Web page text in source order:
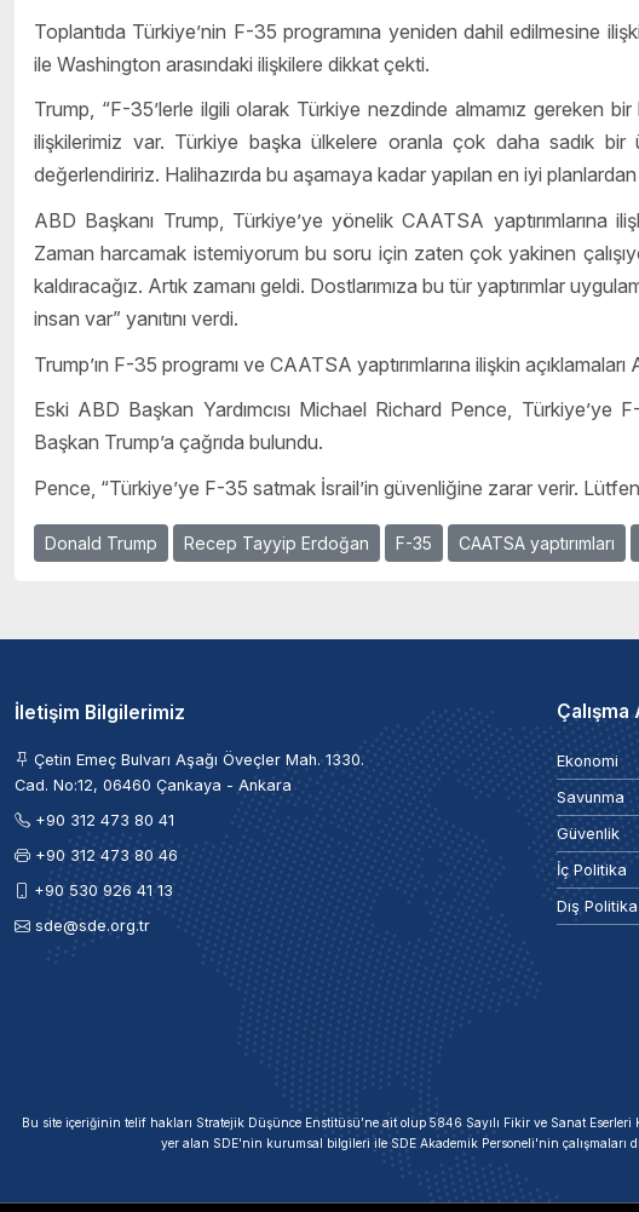
Toplantıda Türkiye’nin F-35 programına yeniden dahil edilmesine
ile Washington arasındaki ilişkilere dikkat çekti.
Trump, “F-35’lerle ilgili olarak Türkiye nezdinde almamız gereken
ilişkilerimiz var. Türkiye başka ülkelere oranla çok daha sadık
değerlendiririz. Halihazırda bu aşamaya kadar yapılan en iyi
ABD Başkanı Trump, Türkiye’ye yönelik CAATSA yaptırımlarına
Zaman harcamak istemiyorum bu soru için zaten çok yakinen
kaldıracağız. Artık zamanı geldi. Dostlarımıza bu tür yaptırımlar
insan var” yanıtını verdi.
Trump’ın F-35 programı ve CAATSA yaptırımlarına ilişkin açıklamaları
Eski ABD Başkan Yardımcısı Michael Richard Pence, Türkiye’ye
Başkan Trump’a çağrıda bulundu.
Pence, “Türkiye’ye F-35 satmak İsrail’in güvenliğine zarar verir.
Donald Trump Recep Tayyip Erdoğan F-35 CAATSA yaptırımları
İletişim Bilgilerimiz
Çetin Emeç Bulvarı Aşağı Öveçler Mah. 1330.
Cad. No:12, 06460 Çankaya - Ankara
+90 312 473 80 41
+90 312 473 80 46
+90 530 926 41 13
sde@sde.org.tr
Çalışma
Ekonomi
Savunma
Güvenlik
İç Politika
Dış Politika
Bu site içeriğinin telif hakları Stratejik Düşünce Enstitüsü’ne ait olup 5846 Sayılı Fikir ve Sanat
yer alan SDE'nin kurumsal bilgileri ile SDE Akademik Personeli'nin çalışmaları